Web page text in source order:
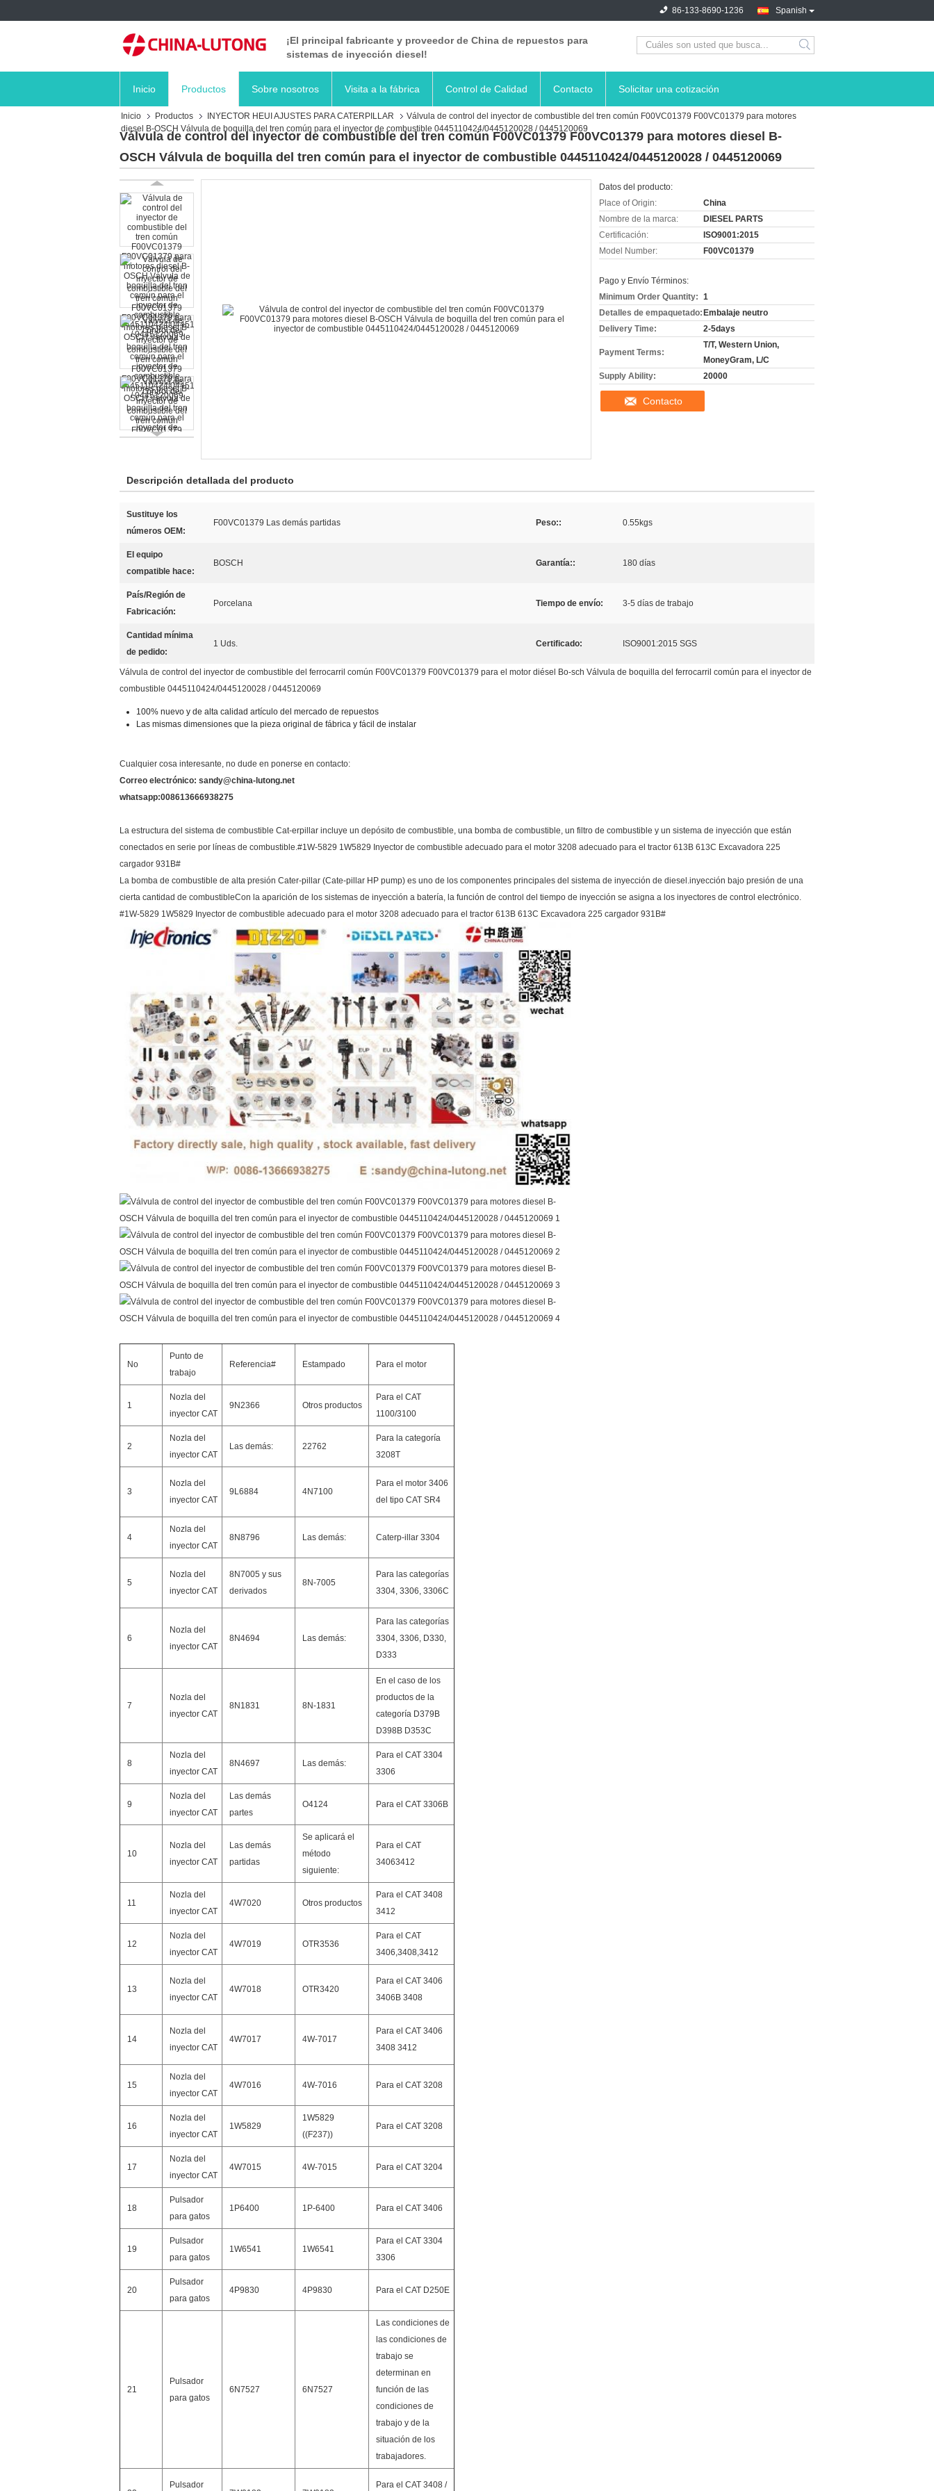
Spanish
86-133-8690-1236
¡El principal fabricante y proveedor de China de repuestos para
sistemas de inyección diesel!
Inicio Productos Sobre nosotros Visita a la fábrica Control de Calidad Contacto Solicitar una cotización
Inicio Productos INYECTOR HEUI AJUSTES PARA CATERPILLAR
Válvula de control del inyector de combustible del tren común F00VC01379 F00VC01379 para motores
diesel B-OSCH Válvula de boquilla del tren común para el inyector de combustible 0445110424/0445120028 / 0445120069
Válvula de control del inyector de combustible del tren común F00VC01379 F00VC01379 para motores diesel B-
OSCH Válvula de boquilla del tren común para el inyector de combustible 0445110424/0445120028 / 0445120069
Datos del producto:
Place of Origin:
China
Nombre de la marca:
DIESEL PARTS
Certificación:
ISO9001:2015
Model Number:
F00VC01379
Pago y Envío Términos:
Minimum Order Quantity: 1
Detalles de empaquetado: Embalaje neutro
Delivery Time:
2-5days
Payment Terms:
T/T, Western Union,
MoneyGram, L/C
Supply Ability:
20000
Contacto
Descripción detallada del producto
Sustituye los
números OEM:
F00VC01379 Las demás partidas Peso:: 0.55kgs
El equipo
compatible hace:
BOSCH Garantía:: 180 días
País/Región de
Fabricación:
Porcelana Tiempo de envío: 3-5 días de trabajo
Cantidad mínima
de pedido:
1 Uds. Certificado: ISO9001:2015 SGS
Válvula de control del inyector de combustible del ferrocarril común F00VC01379 F00VC01379 para el motor diésel Bo-sch Válvula de boquilla del ferrocarril común para el inyector de
combustible 0445110424/0445120028 / 0445120069
100% nuevo y de alta calidad artículo del mercado de repuestos
Las mismas dimensiones que la pieza original de fábrica y fácil de instalar
Cualquier cosa interesante, no dude en ponerse en contacto:
Correo electrónico: sandy@china-lutong.net
whatsapp:008613666938275
La estructura del sistema de combustible Cat-erpillar incluye un depósito de combustible, una bomba de combustible, un filtro de combustible y un sistema de inyección que están
conectados en serie por líneas de combustible.#1W-5829 1W5829 Inyector de combustible adecuado para el motor 3208 adecuado para el tractor 613B 613C Excavadora 225
cargador 931B#
La bomba de combustible de alta presión Cater-pillar (Cate-pillar HP pump) es uno de los componentes principales del sistema de inyección de diesel.inyección bajo presión de una
cierta cantidad de combustibleCon la aparición de los sistemas de inyección a batería, la función de control del tiempo de inyección se asigna a los inyectores de control electrónico.
#1W-5829 1W5829 Inyector de combustible adecuado para el motor 3208 adecuado para el tractor 613B 613C Excavadora 225 cargador 931B#
No
Punto de
trabajo
Referencia# Estampado Para el motor
1
Nozla del
inyector CAT
9N2366 Otros productos
Para el CAT
1100/3100
2
Nozla del
inyector CAT
Las demás: 22762
Para la categoría
3208T
3
Nozla del
inyector CAT
9L6884 4N7100
Para el motor 3406
del tipo CAT SR4
4
Nozla del
inyector CAT
8N8796 Las demás: Caterp-illar 3304
5
Nozla del
inyector CAT
8N7005 y sus
derivados
8N-7005
Para las categorías
3304, 3306, 3306C
6
Nozla del
inyector CAT
8N4694 Las demás:
Para las categorías
3304, 3306, D330,
D333
7
Nozla del
inyector CAT
8N1831 8N-1831
En el caso de los
productos de la
categoría D379B
D398B D353C
8
Nozla del
inyector CAT
8N4697 Las demás:
Para el CAT 3304
3306
9
Nozla del
inyector CAT
Las demás
partes
O4124 Para el CAT 3306B
10
Nozla del
inyector CAT
Las demás
partidas
Se aplicará el
método
siguiente:
Para el CAT
34063412
11
Nozla del
inyector CAT
4W7020 Otros productos
Para el CAT 3408
3412
12
Nozla del
inyector CAT
4W7019 OTR3536
Para el CAT
3406,3408,3412
13
Nozla del
inyector CAT
4W7018 OTR3420
Para el CAT 3406
3406B 3408
14
Nozla del
inyector CAT
4W7017 4W-7017
Para el CAT 3406
3408 3412
15
Nozla del
inyector CAT
4W7016 4W-7016 Para el CAT 3208
16
Nozla del
inyector CAT
1W5829
1W5829
((F237))
Para el CAT 3208
17
Nozla del
inyector CAT
4W7015 4W-7015 Para el CAT 3204
18
Pulsador
para gatos
1P6400 1P-6400 Para el CAT 3406
19
Pulsador
para gatos
1W6541 1W6541
Para el CAT 3304
3306
20
Pulsador
para gatos
4P9830 4P9830 Para el CAT D250E
21
Pulsador
para gatos
6N7527 6N7527
Las condiciones de
las condiciones de
trabajo se
determinan en
función de las
condiciones de
trabajo y de la
situación de los
trabajadores.
Pulsador
Para el CAT 3408 /